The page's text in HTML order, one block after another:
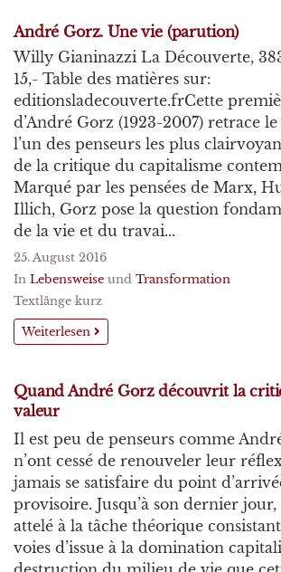
André Gorz. Une vie (parution)
Willy Gianinazzi La Découverte,
15,- Table des matières sur:
editionsladecouverte.frCette
d’André Gorz (1923-2007) retrace
l’un des penseurs les plus
de la critique du capitalisme
Marqué par les pensées de Marx,
Illich, Gorz pose la question
de la vie et du travai...
25. August 2016
In Lebensweise und Transformation
Textlänge kurz
Weiterlesen
Quand André Gorz découvrit la
valeur
Il est peu de penseurs comme
n’ont cessé de renouveler leur
jamais se satisfaire du point
provisoire. Jusqu’à son dernier jour,
attelé à la tâche théorique
voies d’issue à la domination